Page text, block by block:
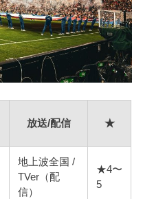
放送/配信 ★
地上波全国 /
TVer（配
信）
★4〜
5